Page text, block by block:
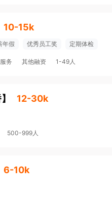
10-15k
年假 优秀员工奖 定期体检
务 其他融资 1-49人
】 12-30k
500-999人
6-10k